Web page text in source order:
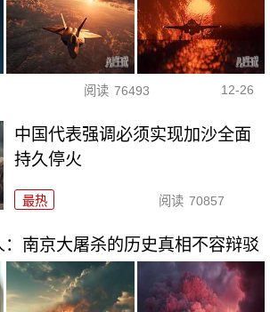
阅读 76493 12-26
中国代表强调必须实现加沙全面
持久停火
最热 阅读 70857
南京大屠杀的历史真相不容辩驳